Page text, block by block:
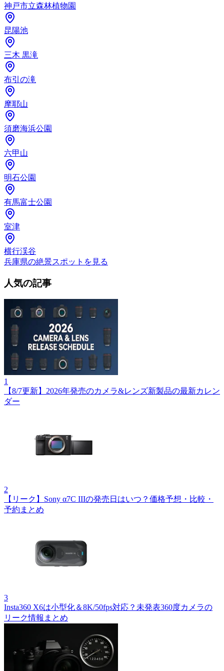
神戸市立森林植物園
昆陽池
三木 黒滝
布引の滝
摩耶山
須磨海浜公園
六甲山
明石公園
有馬富士公園
室津
横行渓谷
兵庫県の絶景スポットを見る
人気の記事
1
【8/7更新】2026年発売のカメラ&レンズ新製品の最新カレン
ダー
2
【リーク】Sony α7C IIIの発売日はいつ？価格予想・比較・
予約まとめ
3
Insta360 X6は小型化＆8K/50fps対応？未発表360度カメラの
リーク情報まとめ